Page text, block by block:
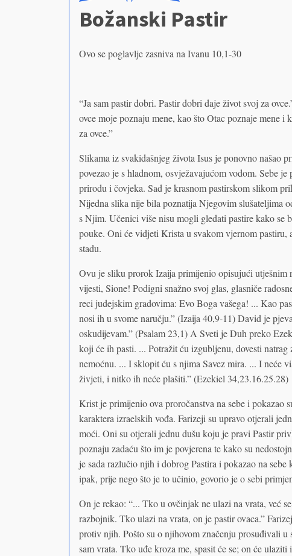
Božanski Pastir
Ovo se poglavlje zasniva na Ivanu 10,1-30
“Ja sam pastir dobri. Pastir dobri daje život svoj za
ovce moje poznaju mene, kao što Otac poznaje mene
za ovce.”
Slikama iz svakidašnjeg života Isus je ponovno našao
povezao je s hladnom, osvježavajućom vodom. Sebe
prirodu i čovjeka. Sad je krasnom pastirskom slikom
Nijedna slika nije bila poznatija Njegovim slušateljima
s Njim. Učenici više nisu mogli gledati pastire kako se
pouke. Oni će vidjeti Krista u svakom vjernom pastiru,
stadu.
Ovu je sliku prorok Izaija primijenio opisujući utješnim
vijesti, Sione! Podigni snažno svoj glas, glasniče
reci judejskim gradovima: Evo Boga vašega! ... Kao
nosi ih u svome naručju.” (Izaija 40,9-11) David je
oskudijevam.” (Psalam 23,1) A Sveti je Duh preko
koji će ih pasti. ... Potražit ću izgubljenu, dovesti
nemoćnu. ... I sklopit ću s njima Savez mira. ... I neće
živjeti, i nitko ih neće plašiti.” (Ezekiel 34,23.16.25.28)
Krist je primijenio ova proročanstva na sebe i pokazao
karaktera izraelskih vođa. Farizeji su upravo otjerali
moći. Oni su otjerali jednu dušu koju je pravi Pastir
poznaju zadaću što im je povjerena te kako su
je sada razlučio njih i dobrog Pastira i pokazao na
ipak, prije nego što je to učinio, govorio je o sebi
On je rekao: “... Tko u ovčinjak ne ulazi na vrata, već
razbojnik. Tko ulazi na vrata, on je pastir ovaca.”
protiv njih. Pošto su o njihovom značenju prosuđivali u
sam vrata. Tko uđe kroza me, spasit će se; on će